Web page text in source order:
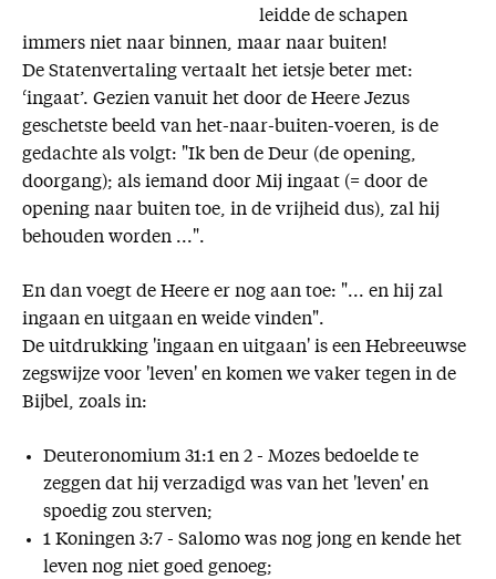
leidde de schapen
immers niet naar binnen, maar naar buiten!
De Statenvertaling vertaalt het ietsje beter met:
‘ingaat’. Gezien vanuit het door de Heere Jezus
geschetste beeld van het-naar-buiten-voeren, is de
gedachte als volgt: "Ik ben de Deur (de opening,
doorgang); als iemand door Mij ingaat (= door de
opening naar buiten toe, in de vrijheid dus), zal hij
behouden worden ...".
En dan voegt de Heere er nog aan toe: "... en hij zal
ingaan en uitgaan en weide vinden".
De uitdrukking 'ingaan en uitgaan' is een Hebreeuwse
zegswijze voor 'leven' en komen we vaker tegen in de
Bijbel, zoals in:
Deuteronomium 31:1 en 2 - Mozes bedoelde te
zeggen dat hij verzadigd was van het 'leven' en
spoedig zou sterven;
1 Koningen 3:7 - Salomo was nog jong en kende het
leven nog niet goed genoeg;